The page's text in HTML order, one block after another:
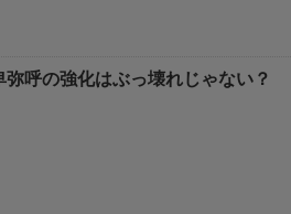
弥呼の強化はぶっ壊れじゃない？